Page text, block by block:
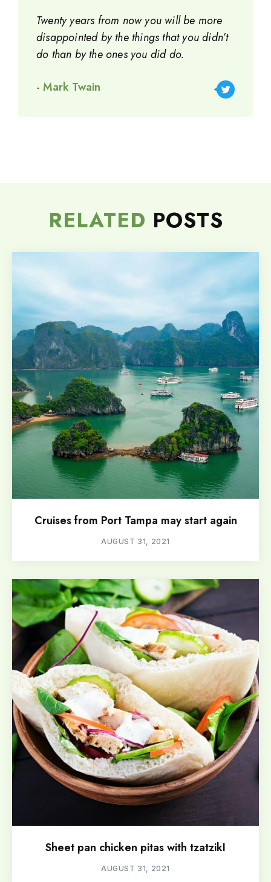
Twenty years from now you will be more
disappointed by the things that you didn’t
do than by the ones you did do.
- Mark Twain
RELATED POSTS
Cruises from Port Tampa may start again
AUGUST 31, 2021
Sheet pan chicken pitas with tzatzikI
AUGUST 31, 2021